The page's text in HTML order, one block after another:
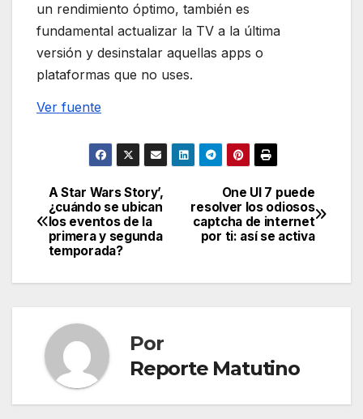
un rendimiento óptimo, también es
fundamental actualizar la TV a la última
versión y desinstalar aquellas apps o
plataformas que no uses.
Ver fuente
Navegación
de
entradas
One UI 7 puede
resolver los odiosos
captcha de internet
por ti: así se activa
A Star Wars Story’,
¿cuándo se ubican
los eventos de la
primera y segunda
temporada?
Por
Reporte Matutino